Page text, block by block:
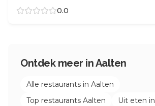
0.0
Ontdek meer inAalten
Alle restaurants in Aalten
Top restaurants Aalten Uit eten in